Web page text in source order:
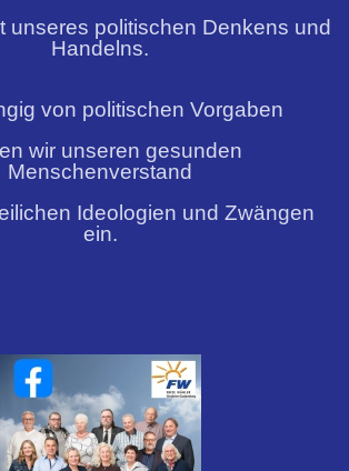
unseres politischen Denkens und
Handelns.
von politischen Vorgaben
wir unseren gesunden
Menschenverstand
Ideologien und Zwängen
ein.